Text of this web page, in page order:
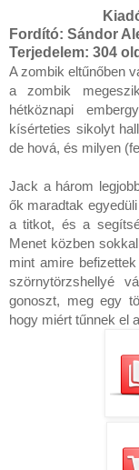
Fordító: Sándor
Terjedelem: 304
A zombik eltűnőben
a zombik
hétköznapi
kísérteties sikolyt
de hová, és milyen
Jack a három
ők maradtak
a titkot, és a
Menet közben
mint amire
szörnytörzshellyé
gonoszt, meg egy
hogy miért tűnnek el